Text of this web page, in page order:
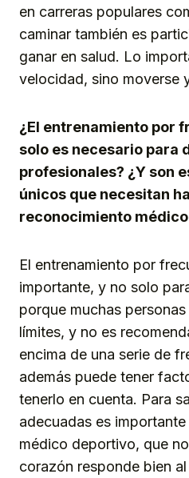
en carreras populares
caminar también es
ganar en salud. Lo
velocidad, sino moverse
¿El entrenamiento por
solo es necesario para
profesionales? ¿Y son
únicos que necesitan
reconocimiento
El entrenamiento por
importante, y no solo
porque muchas
límites, y no es
encima de una serie de
además puede tener
tenerlo en cuenta. Para
adecuadas es
médico deportivo, que
corazón responde bien